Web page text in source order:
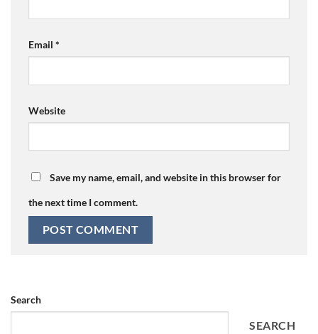
Email *
Website
Save my name, email, and website in this browser for
the next time I comment.
Search
SEARCH